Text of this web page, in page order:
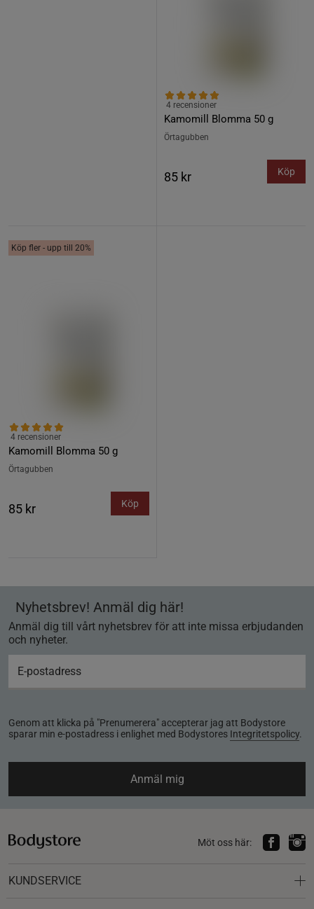
Kamomill Blomma 50 g
4 recensioner
Örtagubben
85 kr Köp
Köp fler - upp till 20%
Kamomill Blomma 50 g
4 recensioner
Örtagubben
85 kr Köp
Nyhetsbrev! Anmäl dig här!
Anmäl dig till vårt nyhetsbrev för att inte missa erbjudanden
och nyheter.
Genom att klicka på "Prenumerera" accepterar jag att Bodystore
sparar min e-postadress i enlighet med Bodystores Integritetspolicy.
Anmäl mig
Möt oss här:
KUNDSERVICE